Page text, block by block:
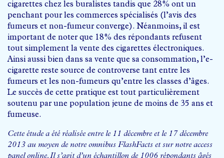
cigarettes chez les buralistes tandis que 28% ont un
penchant pour les commerces spécialisés (l’avis des
fumeurs et non-fumeur converge). Néanmoins, il est
important de noter que 18% des répondants refusent
tout simplement la vente des cigarettes électroniques.
Ainsi aussi bien dans sa vente que sa consommation, l’e-
cigarette reste source de controverse tant entre les
fumeurs et les non-fumeurs qu’entre les classes d’âges.
Le succès de cette pratique est tout particulièrement
soutenu par une population jeune de moins de 35 ans et
fumeuse.
Cette étude a été réalisée entre le 11 décembre et le 17 décembre
2013 au moyen de notre omnibus FlashFacts et sur notre access
panel online. Il s’agit d’un échantillon de 1006 répondants âgés